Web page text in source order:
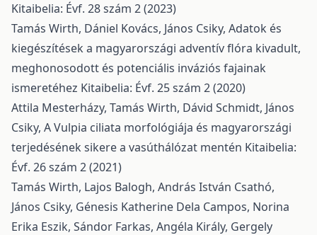
Kitaibelia: Évf. 28 szám 2 (2023)
Tamás Wirth, Dániel Kovács, János Csiky, Adatok és
kiegészítések a magyarországi adventív flóra kivadult,
meghonosodott és potenciális inváziós fajainak
ismeretéhez Kitaibelia: Évf. 25 szám 2 (2020)
Attila Mesterházy, Tamás Wirth, Dávid Schmidt, János
Csiky, A Vulpia ciliata morfológiája és magyarországi
terjedésének sikere a vasúthálózat mentén Kitaibelia:
Évf. 26 szám 2 (2021)
Tamás Wirth, Lajos Balogh, András István Csathó,
János Csiky, Génesis Katherine Dela Campos, Norina
Erika Eszik, Sándor Farkas, Angéla Király, Gergely